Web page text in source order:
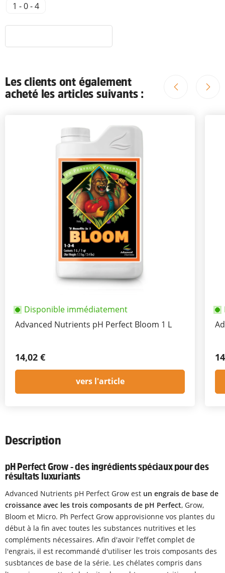
1 - 0 - 4
Les clients ont également
acheté les articles suivants :
Disponible immédiatement
Advanced Nutrients pH Perfect Bloom 1 L
14,02 €
vers l'article
Description
pH Perfect Grow - des ingrédients spéciaux pour des
résultats luxuriants
Advanced Nutrients pH Perfect Grow est un engrais de base de
croissance avec les trois composants de pH Perfect, Grow,
Bloom et Micro. Ph Perfect Grow approvisionne vos plantes du
début à la fin avec toutes les substances nutritives et les
compléments nécessaires. Afin d'avoir l'effet complet de
l'engrais, il est recommandé d'utiliser les trois composants des
susbtances de base de la série. Les chélates compris dans